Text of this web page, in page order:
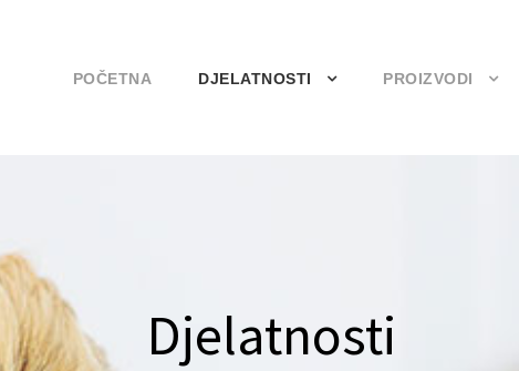
POČETNA DJELATNOSTI PROIZVODI
Djelatnosti